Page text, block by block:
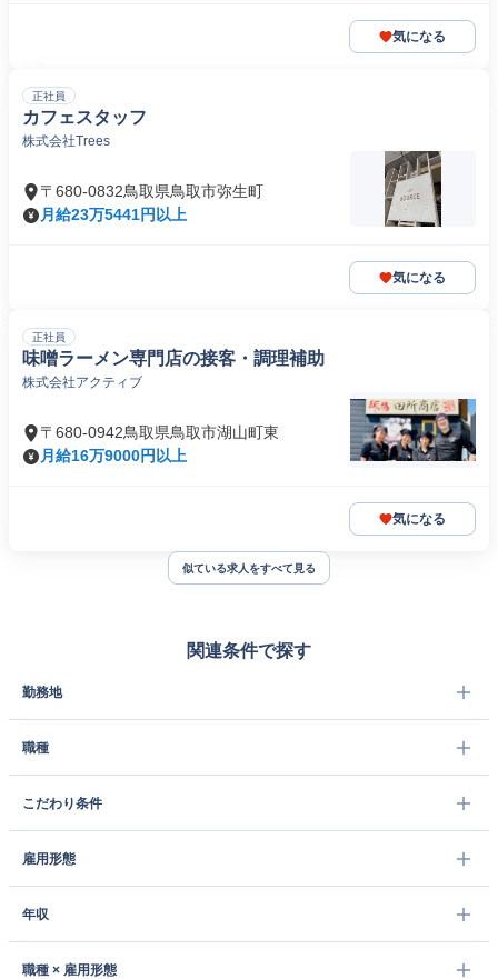
気になる
正社員
カフェスタッフ
株式会社Trees
〒680-0832鳥取県鳥取市弥生町
月給23万5441円以上
気になる
正社員
味噌ラーメン専門店の接客・調理補助
株式会社アクティブ
〒680-0942鳥取県鳥取市湖山町東
月給16万9000円以上
気になる
似ている求人をすべて見る
関連条件で探す
勤務地
職種
こだわり条件
雇用形態
年収
職種 × 雇用形態